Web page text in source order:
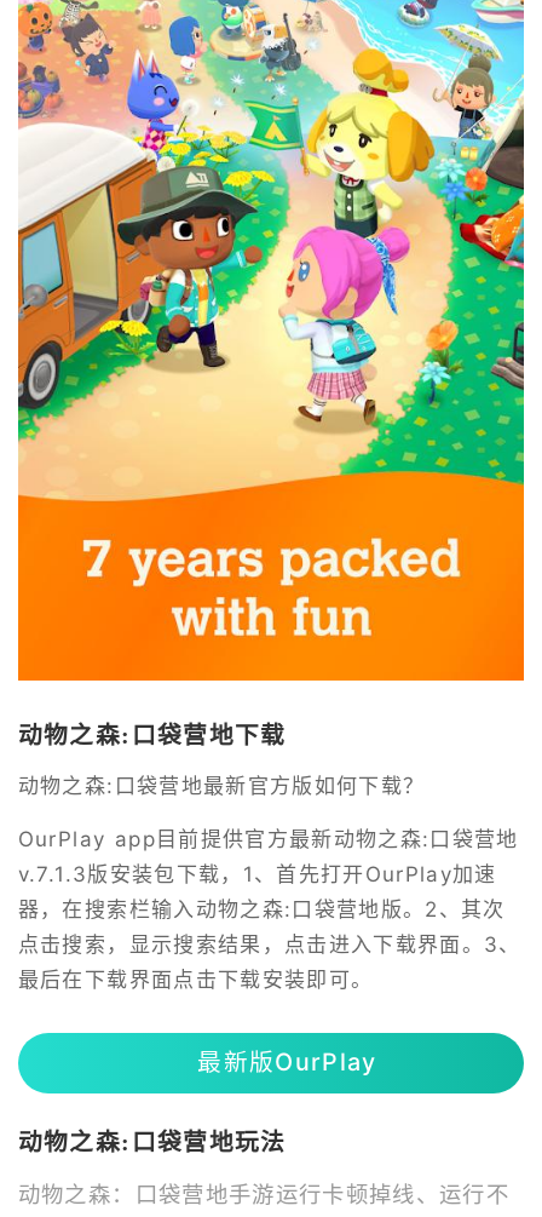
动物之森:口袋营地下载
动物之森:口袋营地最新官方版如何下载？
OurPlay app目前提供官方最新动物之森:口袋营地
v.7.1.3版安装包下载，1、首先打开OurPlay加速
器，在搜索栏输入动物之森:口袋营地版。2、其次
点击搜索，显示搜索结果，点击进入下载界面。3、
最后在下载界面点击下载安装即可。
最新版OurPlay
动物之森:口袋营地玩法
动物之森：口袋营地手游运行卡顿掉线、运行不